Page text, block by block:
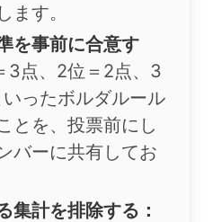
ます。
を事前に合意す
3点、2位＝2点、3
ったボルダルール
とを、投票前にし
バーに共有してお
集計を排除する：